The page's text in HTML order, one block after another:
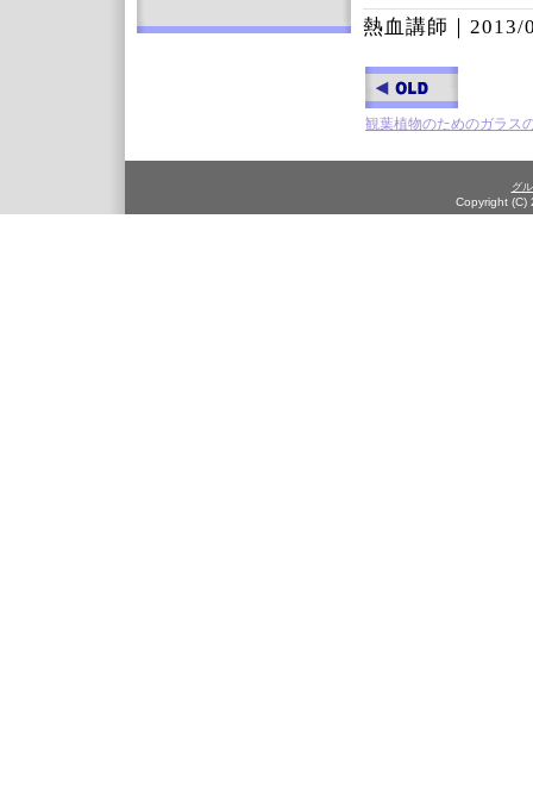
熱血講師｜ 2013/
観葉植物のためのガラス
グ
Copyright (C)